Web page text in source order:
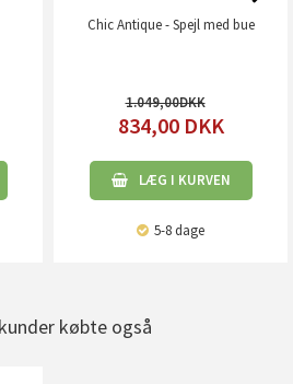
Chic Antique - Spejl med bue
1.049,00
834,00 DKK
LÆG I KURVEN
5-8 dage
købte også